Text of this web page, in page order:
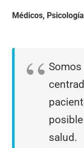
Médicos, Psicología
Somos
salud.